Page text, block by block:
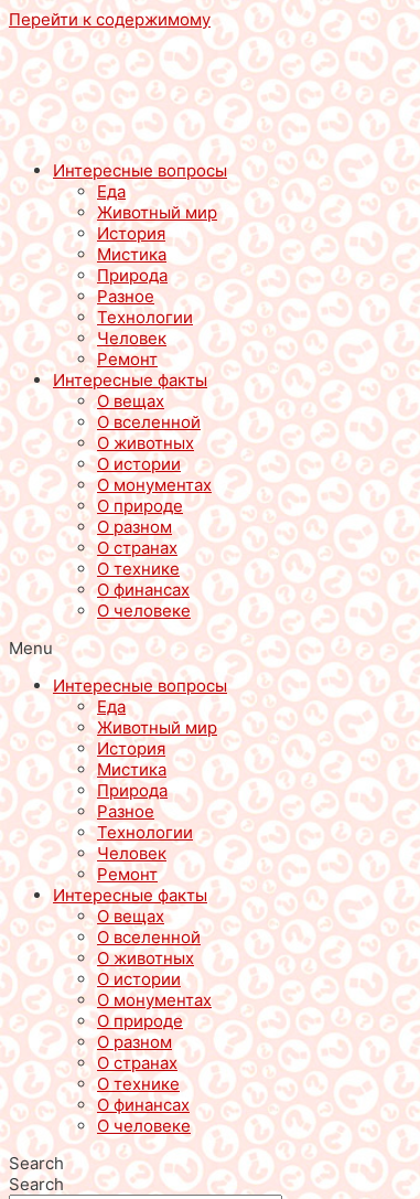
Перейти к содержимому
Интересные вопросы
Еда
Животный мир
История
Мистика
Природа
Разное
Технологии
Человек
Ремонт
Интересные факты
О вещах
О вселенной
О животных
О истории
О монументах
О природе
О разном
О странах
О технике
О финансах
О человеке
Menu
Интересные вопросы
Еда
Животный мир
История
Мистика
Природа
Разное
Технологии
Человек
Ремонт
Интересные факты
О вещах
О вселенной
О животных
О истории
О монументах
О природе
О разном
О странах
О технике
О финансах
О человеке
Search
Search